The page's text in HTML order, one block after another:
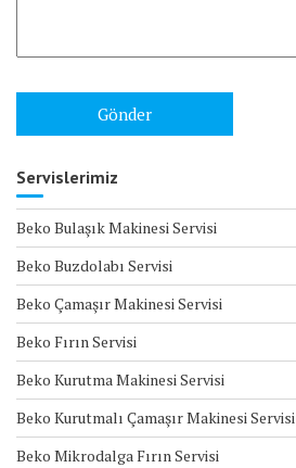
Servislerimiz
Beko Bulaşık Makinesi Servisi
Beko Buzdolabı Servisi
Beko Çamaşır Makinesi Servisi
Beko Fırın Servisi
Beko Kurutma Makinesi Servisi
Beko Kurutmalı Çamaşır Makinesi Servisi
Beko Mikrodalga Fırın Servisi